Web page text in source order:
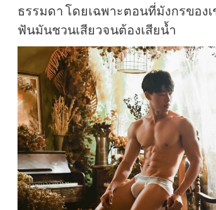
ธรรมดา โดยเฉพาะตอนที่มังกรของ
ฟันมันชวนเสียวจนต้องเสียน้ำ